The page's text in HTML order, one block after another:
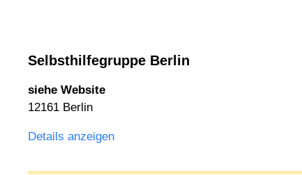
Selbsthilfegruppe Berlin
siehe Website
12161 Berlin
Details anzeigen